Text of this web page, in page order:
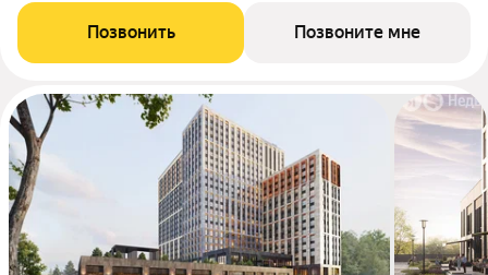
Позвонить Позвоните мне